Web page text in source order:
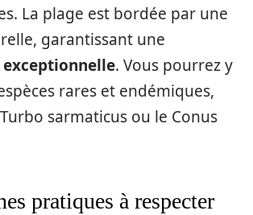
La plage est bordée par une
garantissant une
. Vous pourrez y
rares et endémiques,
sarmaticus ou le Conus
pratiques à respecter